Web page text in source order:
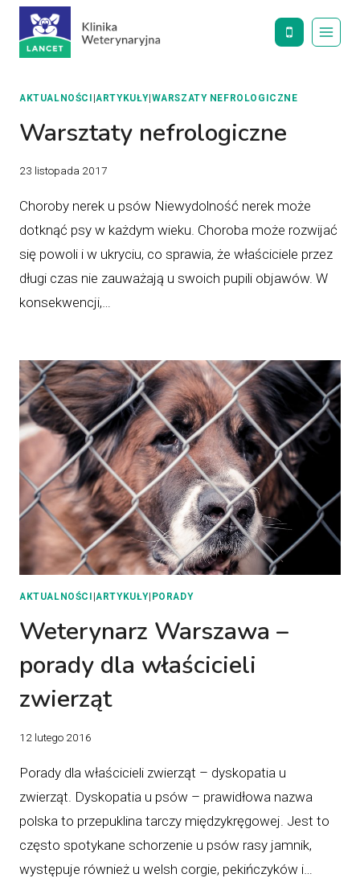
Przejdź
treści
AKTUALNOŚCI |ARTYKUŁY| WARSZATY NEFROLOGICZNE
Warsztaty nefrologiczne
23 listopada 2017
Choroby nerek u psów Niewydolność nerek może
dotknąć psy w każdym wieku. Choroba może rozwijać
się powoli i w ukryciu, co sprawia, że właściciele przez
długi czas nie zauważają u swoich pupili objawów. W
konsekwencji,…
AKTUALNOŚCI |ARTYKUŁY| PORADY
Weterynarz Warszawa –
porady dla właścicieli
zwierząt
12 lutego 2016
Porady dla właścicieli zwierząt – dyskopatia u
zwierząt. Dyskopatia u psów – prawidłowa nazwa
polska to przepuklina tarczy międzykręgowej. Jest to
często spotykane schorzenie u psów rasy jamnik,
występuje również u welsh corgie, pekińczyków i…